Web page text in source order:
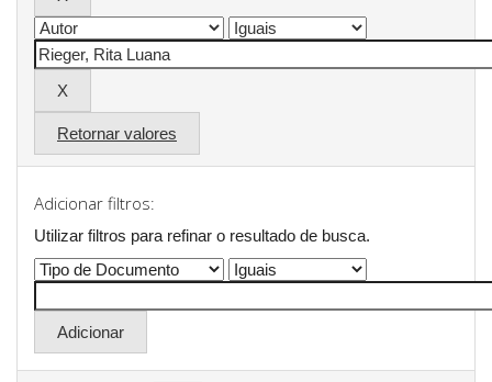
Retornar valores
Adicionar filtros:
Utilizar filtros para refinar o resultado de busca.